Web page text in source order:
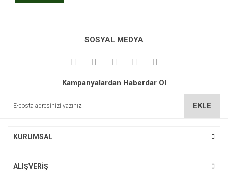
SOSYAL MEDYA
Kampanyalardan Haberdar Ol
EKLE
KURUMSAL
ALIŞVERİŞ